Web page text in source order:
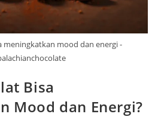
meningkatkan mood dan energi -
Bisa
Mood dan Energi?